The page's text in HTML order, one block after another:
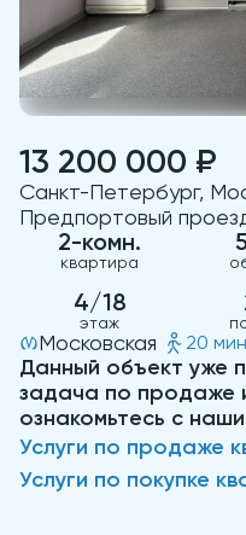
13 200 000 ₽
Санкт-Петербург,
Предпортовый
2-комн.
квартира
4/18
этаж
Московская 20
Данный объект уже
задача по продаже
ознакомьтесь с
Услуги по продаже
Услуги по покупке